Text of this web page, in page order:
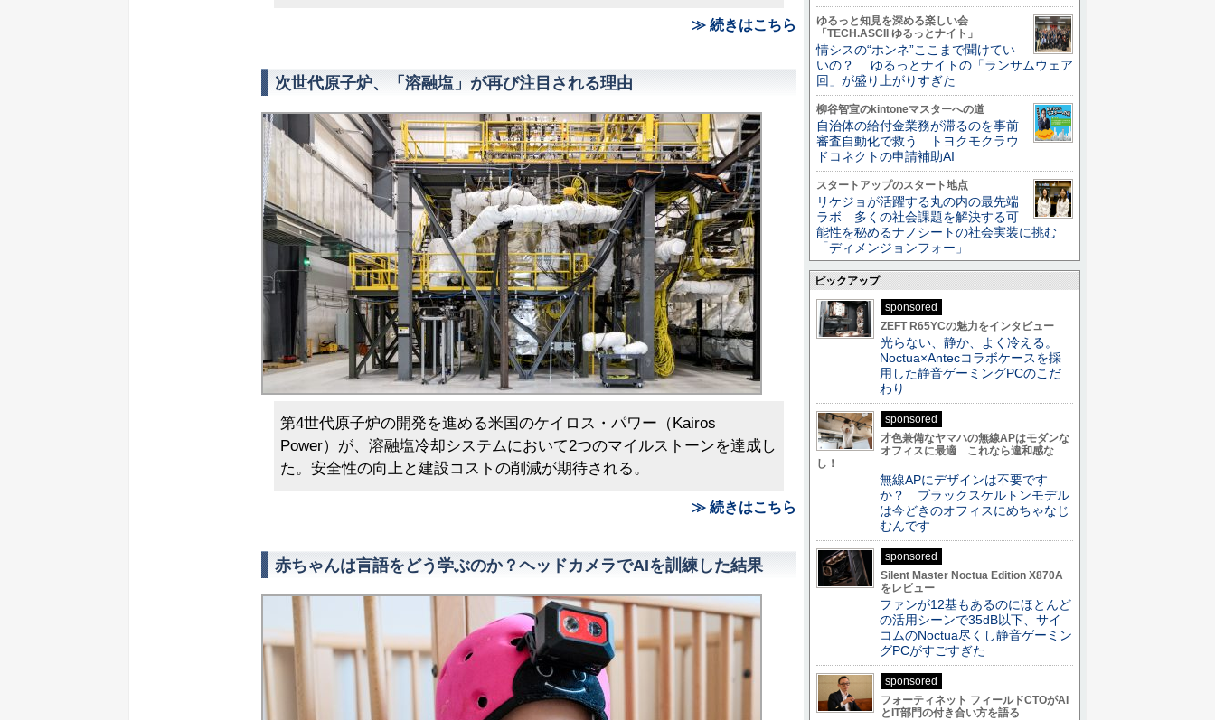
≫ 続きはこちら
次世代原子炉、「溶融塩」が再び注目される理由
第4世代原子炉の開発を進める米国のケイロス・パワー（Kairos
Power）が、溶融塩冷却システムにおいて2つのマイルストーンを達成し
た。安全性の向上と建設コストの削減が期待される。
≫ 続きはこちら
赤ちゃんは言語をどう学ぶのか？ヘッドカメラでAIを訓練した結果
ゆるっと知見を深める楽しい会
「TECH.ASCII ゆるっとナイト」
情シスの“ホンネ”ここまで聞けてい
いの？ ゆるっとナイトの「ランサムウェア
回」が盛り上がりすぎた
柳谷智宣のkintoneマスターへの道
自治体の給付金業務が滞るのを事前
審査自動化で救う トヨクモクラウ
ドコネクトの申請補助AI
スタートアップのスタート地点
リケジョが活躍する丸の内の最先端
ラボ 多くの社会課題を解決する可
能性を秘めるナノシートの社会実装に挑む
「ディメンジョンフォー」
ピックアップ
sponsored
ZEFT R65YCの魅力をインタビュー
光らない、静か、よく冷える。
Noctua×Antecコラボケースを採
用した静音ゲーミングPCのこだ
わり
sponsored
才色兼備なヤマハの無線APはモダンな
オフィスに最適 これなら違和感な
し！
無線APにデザインは不要です
か？ ブラックスケルトンモデル
は今どきのオフィスにめちゃなじ
むんです
sponsored
Silent Master Noctua Edition X870A
をレビュー
ファンが12基もあるのにほとんど
の活用シーンで35dB以下、サイ
コムのNoctua尽くし静音ゲーミン
グPCがすごすぎた
sponsored
フォーティネット フィールドCTOがAI
とIT部門の付き合い方を語る